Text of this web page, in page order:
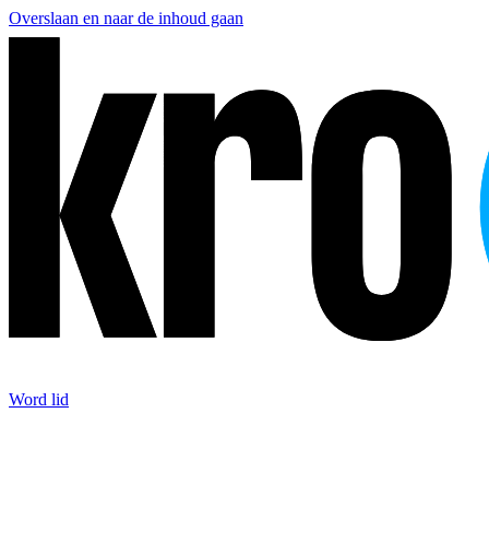
Overslaan en naar de inhoud gaan
Word lid